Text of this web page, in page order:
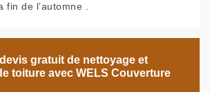
de l’automne .
gratuit de nettoyage et
toiture avec WELS Couverture